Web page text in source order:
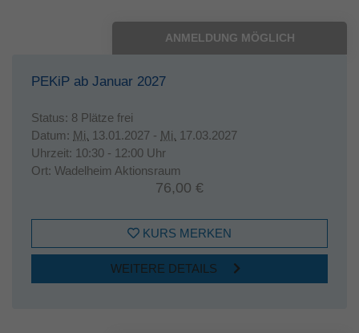
ANMELDUNG MÖGLICH
PEKiP ab Januar 2027
Status: 8 Plätze frei
Datum: Mi. 13.01.2027 - Mi. 17.03.2027
Uhrzeit: 10:30 - 12:00 Uhr
Ort: Wadelheim Aktionsraum
76,00 €
KURS MERKEN
WEITERE DETAILS